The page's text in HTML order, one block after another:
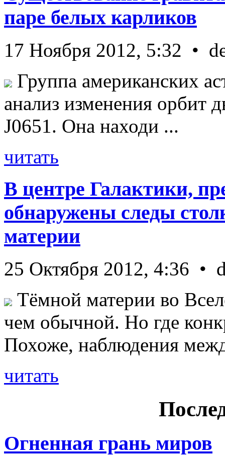
паре белых карликов
17 Ноября 2012, 5:32 •
Группа американских
анализ изменения орбит
J0651. Она находи ...
читать
В центре Галактики,
обнаружены следы
материи
25 Октября 2012, 4:36 •
Тёмной материи во
чем обычной. Но где
Похоже, наблюдения
читать
Огненная грань миров